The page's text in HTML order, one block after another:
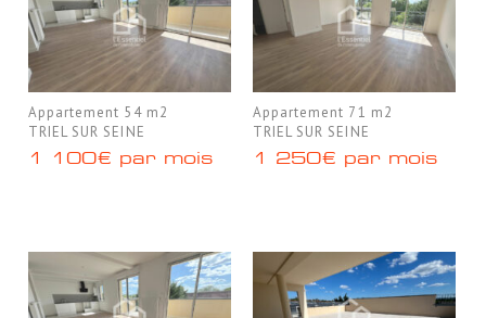
Appartement 54 m2
TRIEL SUR SEINE
1 100€ par mois
Appartement 71 m2
TRIEL SUR SEINE
1 250€ par mois